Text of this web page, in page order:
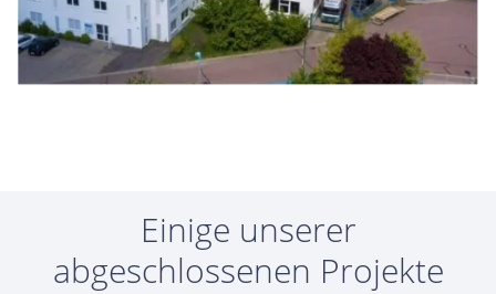
Einige unserer
abgeschlossenen Projekte